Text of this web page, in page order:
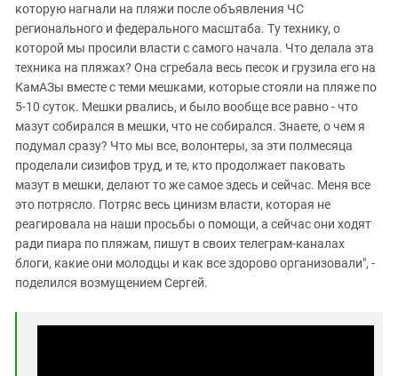
которую нагнали на пляжи после объявления ЧС
регионального и федерального масштаба. Ту технику, о
которой мы просили власти с самого начала. Что делала эта
техника на пляжах? Она сгребала весь песок и грузила его на
КамАЗы вместе с теми мешками, которые стояли на пляже по
5-10 суток. Мешки рвались, и было вообще все равно - что
мазут собирался в мешки, что не собирался. Знаете, о чем я
подумал сразу? Что мы все, волонтеры, за эти полмесяца
проделали сизифов труд, и те, кто продолжает паковать
мазут в мешки, делают то же самое здесь и сейчас. Меня все
это потрясло. Потряс весь цинизм власти, которая не
реагировала на наши просьбы о помощи, а сейчас они ходят
ради пиара по пляжам, пишут в своих телеграм-каналах
блоги, какие они молодцы и как все здорово организовали", -
поделился возмущением Сергей.